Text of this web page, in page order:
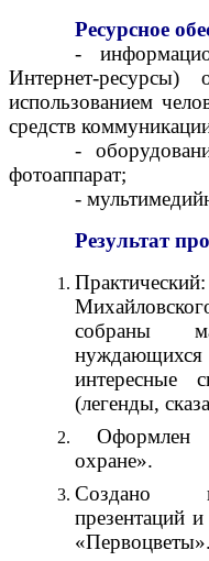
Ресурсное
-
Интернет-
использованием
средств
-
фотоаппарат;
-
Результат
собраны
интересные
(легенды,
Оформлен
охране».
Создано
презентаций
«Первоцветы».